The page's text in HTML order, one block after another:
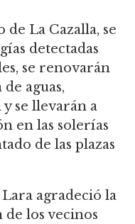
La Cazalla, se
detectadas
se renovarán
aguas,
se llevarán a
en las solerías
de las plazas
agradeció la
los vecinos